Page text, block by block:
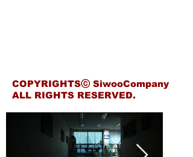
COPYRIGHTSⓒ SiwooCompany
ALL RIGHTS RESERVED.